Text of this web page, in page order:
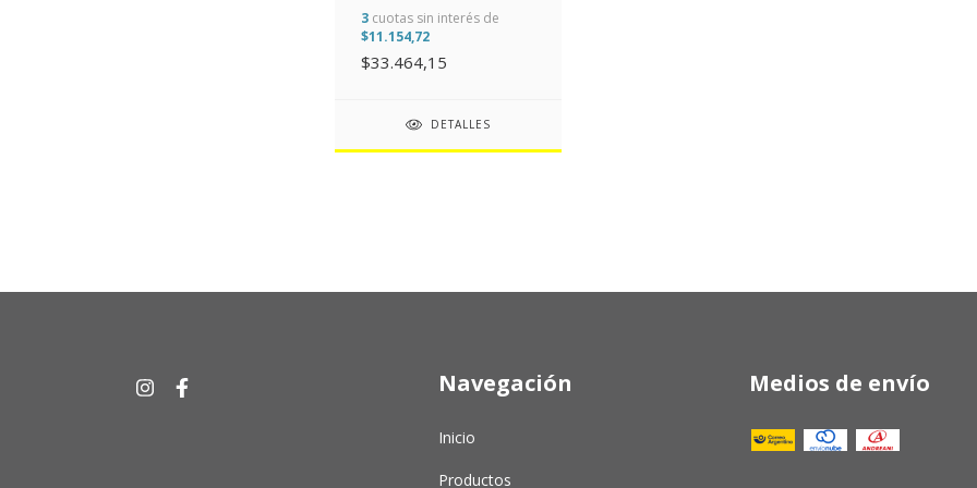
3 cuotas sin interés de
$11.154,72
$33.464,15
DETALLES
Navegación
Inicio
Productos
Medios de envío